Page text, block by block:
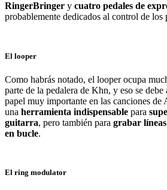
RingerBringer y cuatro pedales de
probablemente dedicados al control de los
El looper
Como habrás notado, el looper ocupa
parte de la pedalera de Khn, y eso se
papel muy importante en las canciones de
una herramienta indispensable para
guitarra, pero también para grabar
en bucle.
El ring modulator